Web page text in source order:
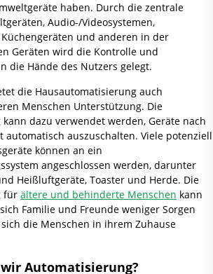
haben. Durch die zentrale
Audio-/Videosystemen,
und anderen in der
Geräten wird die Kontrolle und
die Hände des Nutzers gelegt.
die Hausautomatisierung auch
Menschen Unterstützung. Die
dazu verwendet werden, Geräte nach
automatisch auszuschalten. Viele potenziell
können an ein
angeschlossen werden, darunter
Heißluftgeräte, Toaster und Herde. Die
für ältere und behinderte Menschen kann
Familie und Freunde weniger Sorgen
die Menschen in ihrem Zuhause
Automatisierung?